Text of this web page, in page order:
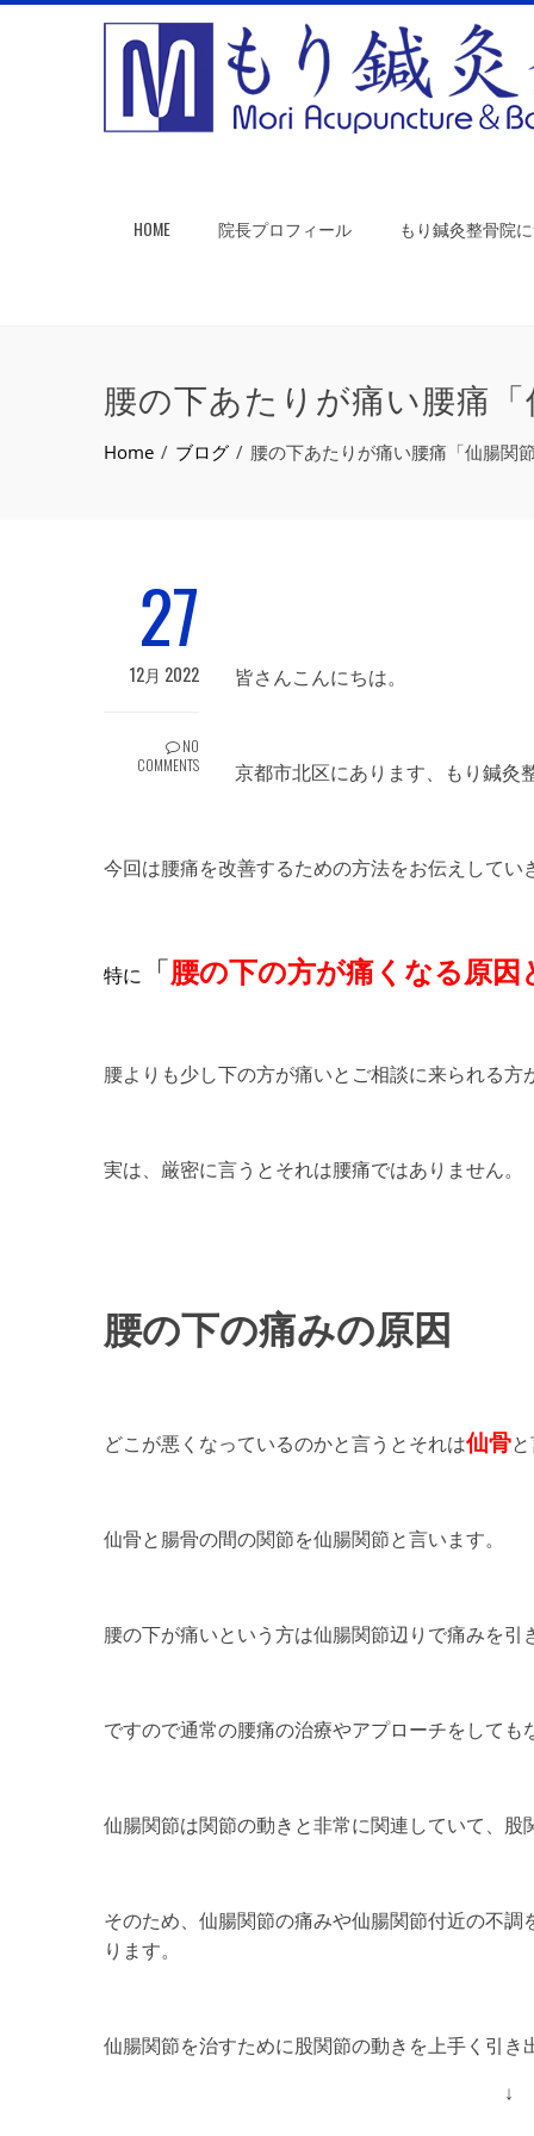
HOME 院長プロフィール もり鍼灸整骨院
腰の下あたりが痛い腰痛
Home ブログ 腰の下あたりが痛い腰痛「仙腸関
27
12月 2022
NO
COMMENTS
皆さんこんにちは。
京都市北区にあります、もり鍼灸
今回は腰痛を改善するための方法をお伝えしてい
特に 「腰の下の方が痛くなる原因
腰よりも少し下の方が痛いとご相談に来られる方
実は、厳密に言うとそれは腰痛ではありません。
腰の下の痛みの原因
どこが悪くなっているのかと言うとそれは仙骨
仙骨と腸骨の間の関節を仙腸関節と言います。
腰の下が痛いという方は仙腸関節辺りで痛みを
ですので通常の腰痛の治療やアプローチをしても
仙腸関節は関節の動きと非常に関連していて、股
そのため、仙腸関節の痛みや仙腸関節付近の不
ります。
仙腸関節を治すために股関節の動きを上手く引
↓